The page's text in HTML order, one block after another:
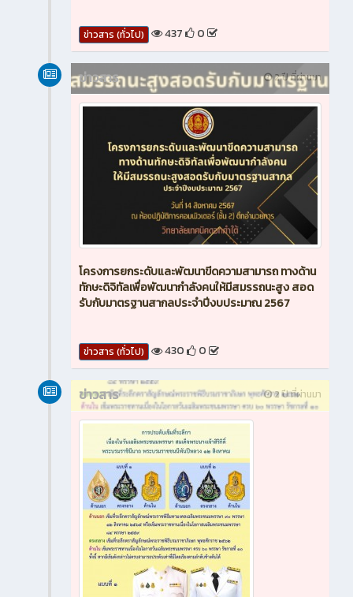
ข่าวสาร (ทั่วไป) 437 0
2 ปี ที่ผ่านมา
ข่าวสาร
โครงการยกระดับและพัฒนาขีดความสามารถ ทางด้าน
ทักษะดิจิทัลเพื่อพัฒนากำลังคนให้มีสมรรถนะสูง สอด
รับกับมาตรฐานสากลประจำปีงบประมาณ 2567
ข่าวสาร (ทั่วไป) 430 0
2 ปี ที่ผ่านมา
ข่าวสาร